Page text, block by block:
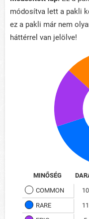
módosítva lett a pakli
ez a pakli már nem
háttérrel van jelölve!
MINŐSÉG
COMMON
10
RARE
11